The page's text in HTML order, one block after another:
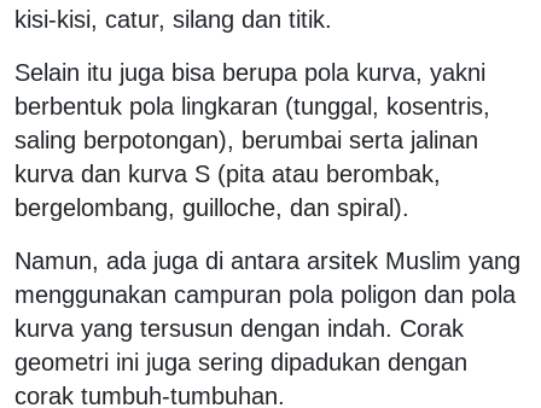
kisi-kisi, catur, silang dan titik.
Selain itu juga bisa berupa pola kurva, yakni
berbentuk pola lingkaran (tunggal, kosentris,
saling berpotongan), berumbai serta jalinan
kurva dan kurva S (pita atau berombak,
bergelombang, guilloche, dan spiral).
Namun, ada juga di antara arsitek Muslim yang
menggunakan campuran pola poligon dan pola
kurva yang tersusun dengan indah. Corak
geometri ini juga sering dipadukan dengan
corak tumbuh-tumbuhan.